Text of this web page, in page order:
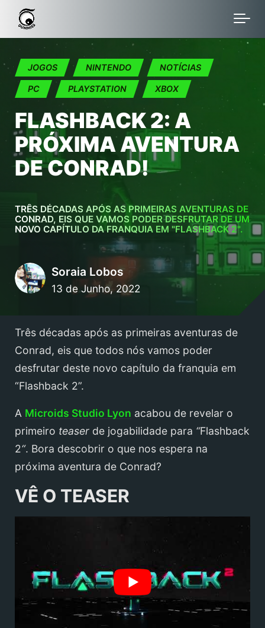
Skip to main content
JOGOS NINTENDO NOTÍCIAS
PC PLAYSTATION XBOX
FLASHBACK 2: A
PRÓXIMA AVENTURA
DE CONRAD!
TRÊS DÉCADAS APÓS AS PRIMEIRAS AVENTURAS DE
CONRAD, EIS QUE VAMOS PODER DESFRUTAR DE UM
NOVO CAPÍTULO DA FRANQUIA EM "FLASHBACK 2".
13 de Junho, 2022
Soraia Lobos
Três décadas após as primeiras aventuras de
Conrad, eis que todos nós vamos poder
desfrutar deste novo capítulo da franquia em
“Flashback 2”.
A Microids Studio Lyon acabou de revelar o
primeiro teaser de jogabilidade para “Flashback
2“. Bora descobrir o que nos espera na
próxima aventura de Conrad?
VÊ O TEASER